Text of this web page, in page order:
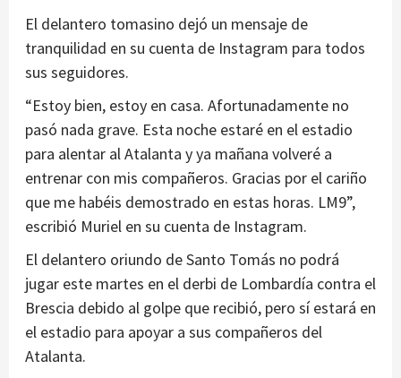
El delantero tomasino dejó un mensaje de
tranquilidad en su cuenta de Instagram para todos
sus seguidores.
“Estoy bien, estoy en casa. Afortunadamente no
pasó nada grave. Esta noche estaré en el estadio
para alentar al Atalanta y ya mañana volveré a
entrenar con mis compañeros. Gracias por el cariño
que me habéis demostrado en estas horas. LM9”,
escribió Muriel en su cuenta de Instagram.
El delantero oriundo de Santo Tomás no podrá
jugar este martes en el derbi de Lombardía contra el
Brescia debido al golpe que recibió, pero sí estará en
el estadio para apoyar a sus compañeros del
Atalanta.